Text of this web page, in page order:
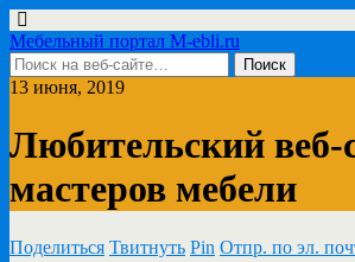
Мебельный портал M-ebli.ru
13 июня, 2019
Любительский веб-
мастеров мебели
Поделиться Твитнуть Pin Отпр. по эл.